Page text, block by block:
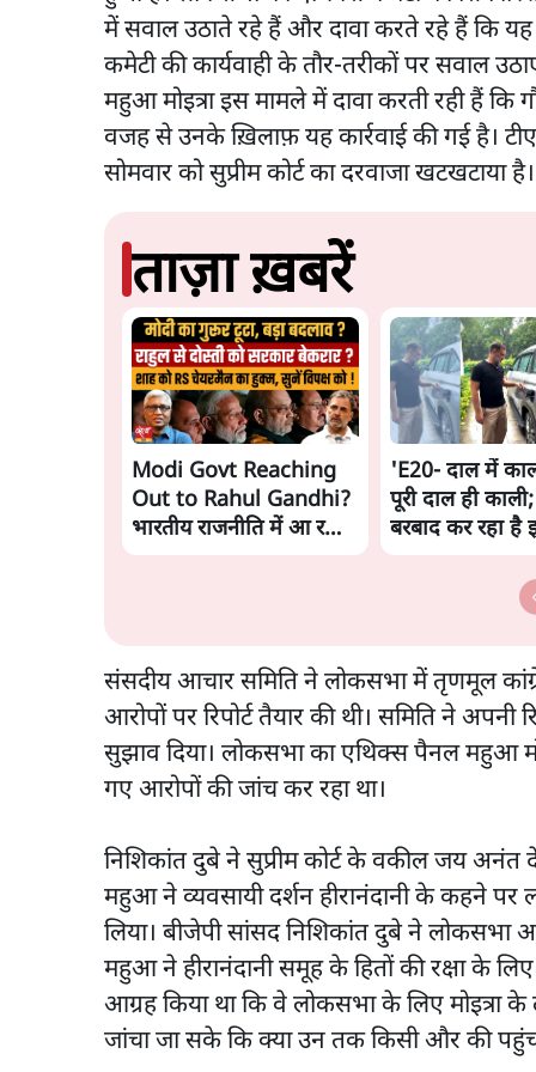
में सवाल उठाते रहे हैं और दावा करते रहे हैं कि यह
कमेटी की कार्यवाही के तौर-तरीकों पर सवाल
महुआ मोइत्रा इस मामले में दावा करती रही हैं
वजह से उनके ख़िलाफ़ यह कार्रवाई की गई है।
सोमवार को सुप्रीम कोर्ट का दरवाजा खटखटाया है।
ताज़ा ख़बरें
Modi Govt Reaching
Out to Rahul Gandhi?
भारतीय राजनीति में आ रहा
'E20- दाल में
पूरी दाल ही
बरबाद कर रहा है
संसदीय आचार समिति ने लोकसभा में तृणमूल
आरोपों पर रिपोर्ट तैयार की थी। समिति ने
सुझाव दिया। लोकसभा का एथिक्स पैनल महुआ
गए आरोपों की जांच कर रहा था।
निशिकांत दुबे ने सुप्रीम कोर्ट के वकील जय अनंत
महुआ ने व्यवसायी दर्शन हीरानंदानी के कहने
लिया। बीजेपी सांसद निशिकांत दुबे ने लोकसभा
महुआ ने हीरानंदानी समूह के हितों की रक्षा के
आग्रह किया था कि वे लोकसभा के लिए
जांचा जा सके कि क्या उन तक किसी और की